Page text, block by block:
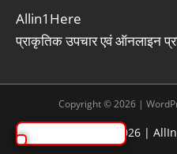
Allin1Here
प्राकृतिक उपचार एवं ऑनलाइन
Copyright © 2026 |